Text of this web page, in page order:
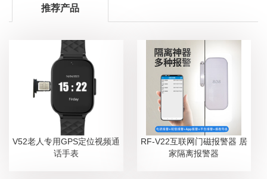
推荐产品
V52老人专用GPS定位视频通
话手表
RF-V22互联网门磁报警器 居
家隔离报警器